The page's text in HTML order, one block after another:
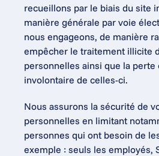
recueillons par le biais du site
manière générale par voie
nous engageons, de manière
empêcher le traitement illicite
personnelles ainsi que la perte
involontaire de celles-ci.
Nous assurons la sécurité de
personnelles en limitant
personnes qui ont besoin de
exemple : seuls les employés,